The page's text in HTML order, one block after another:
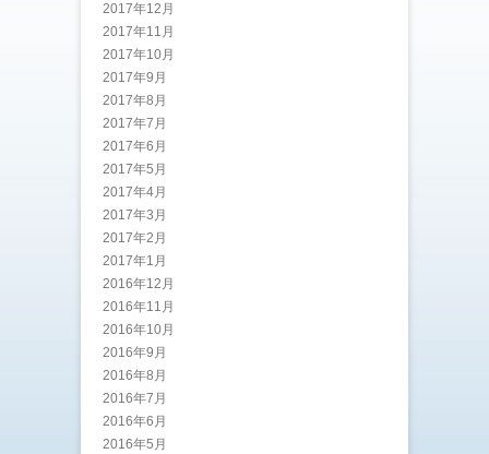
2017年12月
2017年11月
2017年10月
2017年9月
2017年8月
2017年7月
2017年6月
2017年5月
2017年4月
2017年3月
2017年2月
2017年1月
2016年12月
2016年11月
2016年10月
2016年9月
2016年8月
2016年7月
2016年6月
2016年5月